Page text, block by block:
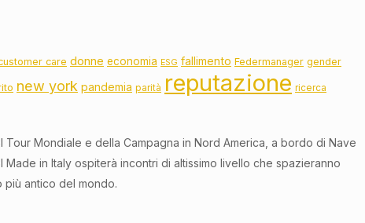
care donne economia ESG fallimento Federmanager gender
new york pandemia parità reputazione ricerca
Tour Mondiale e della Campagna in Nord America, a bordo di Nave
in Italy ospiterà incontri di altissimo livello che spazieranno
antico del mondo.